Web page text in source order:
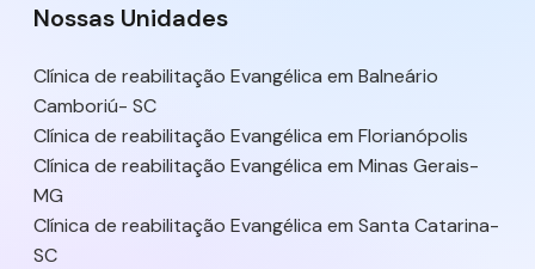
Nossas Unidades
Clínica de reabilitação Evangélica em Balneário
Camboriú- SC
Clínica de reabilitação Evangélica em Florianópolis
Clínica de reabilitação Evangélica em Minas Gerais-
MG
Clínica de reabilitação Evangélica em Santa Catarina-
SC